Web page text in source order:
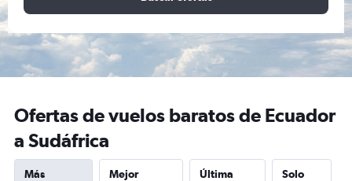
Ofertas de vuelos baratos de Ecuador
a Sudáfrica
Más
Mejor
Última
Solo